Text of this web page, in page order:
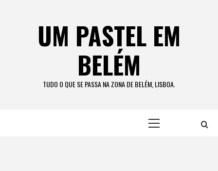
UM PASTEL EM
BELÉM
TUDO O QUE SE PASSA NA ZONA DE BELÉM, LISBOA.